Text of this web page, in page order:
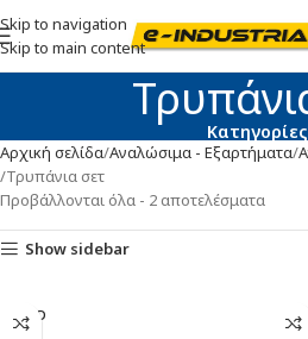
Skip to navigation
Skip to main content
Κατηγορίες
Αρχική σελίδα Αναλώσιμα - Εξαρτήματα
Τρυπάνια σετ
Προβάλλονται όλα - 2 αποτελέσματα
Show sidebar
SOLD
OUT
OUT